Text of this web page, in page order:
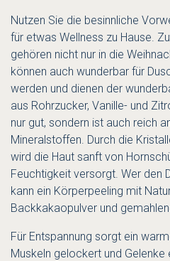
Nutzen Sie die besinnliche
für etwas Wellness zu Hause.
gehören nicht nur in die
können auch wunderbar für
werden und dienen der
aus Rohrzucker, Vanille- und
nur gut, sondern ist auch reich
Mineralstoffen. Durch die
wird die Haut sanft von
Feuchtigkeit versorgt. Wer den
kann ein Körperpeeling mit
Backkakaopulver und
Für Entspannung sorgt ein
Muskeln gelockert und